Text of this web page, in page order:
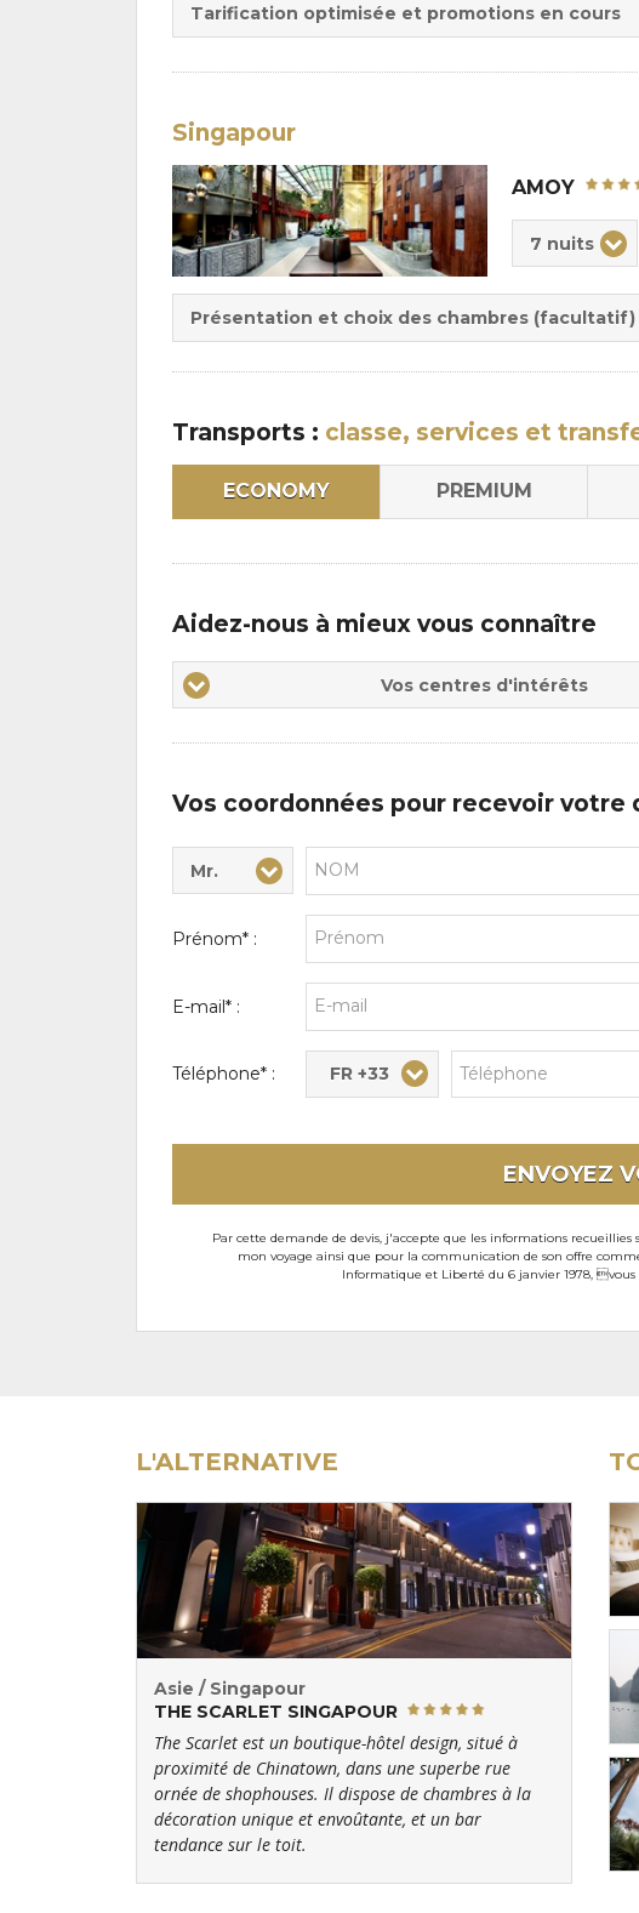
Tarification optimisée et promotions en cours
Singapour
AMOY
pension
:
:
7 nuits
Présentation et choix des chambres (facultatif)
Transports : classe, services et
ECONOMY PREMIUM
Aidez-nous à mieux vous connaître
Vos
centres
Vos centres d'intérêts
Vos coordonnées pour recevoir votre
Civilité* :
Mr.
Nom* :
Prénom* :
E-mail* :
Téléphone* : FR +33
ENVOYEZ
Par cette demande de devis, j'accepte que les informations
mon voyage ainsi que pour la communication de son offre
Informatique et Liberté du 6 janvier 1978,
L'ALTERNATIVE
Asie / Singapour
THE SCARLET SINGAPOUR
The Scarlet est un boutique-hôtel design, situé à
proximité de Chinatown, dans une superbe rue
ornée de shophouses. Il dispose de chambres à la
décoration unique et envoûtante, et un bar
tendance sur le toit.